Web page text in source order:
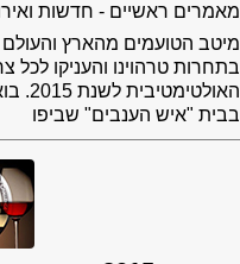
מאמרים ראשיים - חדשות
מיטב הטועמים מהארץ
בתחרות טרהוינו והעניקו לכל
בבית "איש הענבים" שביפו